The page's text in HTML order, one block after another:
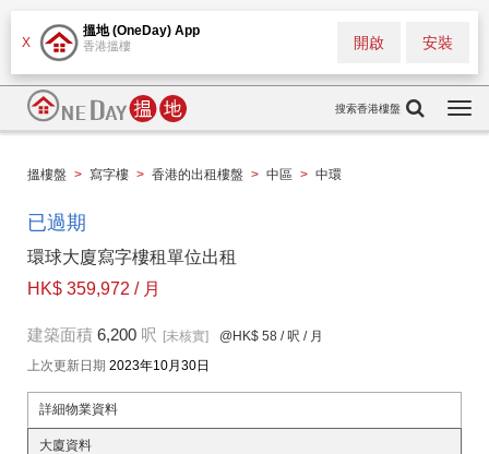
X
搵地 (OneDay) App
香港搵樓 安裝
開啟
搜索香港樓盤
搵樓盤 > 寫字樓 > 香港的出租樓盤 > 中區 > 中環
已過期
環球大廈寫字樓租單位出租
HK$ 359,972 / 月
建築面積 6,200 呎 [未核實] @HK$ 58 / 呎 / 月
上次更新日期 2023年10月30日
詳細物業資料
大廈資料